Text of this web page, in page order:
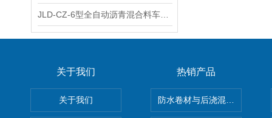
关于我们
关于我们
热销产品
防水卷材与后浇混凝土剥离强